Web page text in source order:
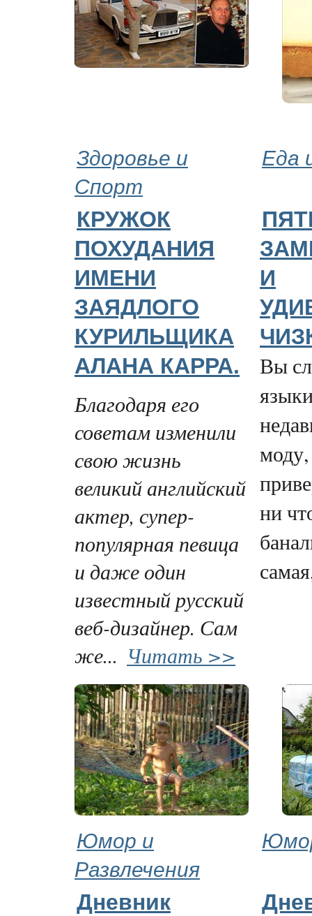
Здоровье и
Спорт
Еда
КРУЖОК
ПОХУДАНИЯ
ИМЕНИ
ЗАЯДЛОГО
КУРИЛЬЩИКА
АЛАНА КАРРА.
Благодаря его
советам изменили
свою жизнь
великий английский
актер, супер-
популярная певица
и даже один
известный русский
веб-дизайнер. Сам
же... Читать >>
И
Вы
ни
Юмор и
Развлечения
Дневник